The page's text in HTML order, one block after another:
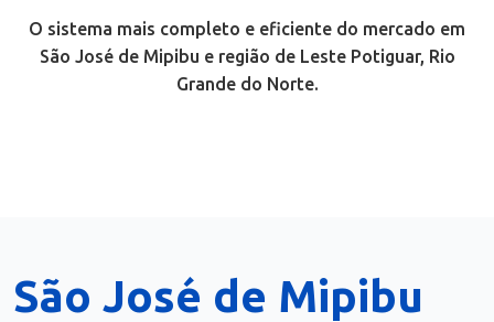
O sistema mais completo e eficiente do mercado em
São José de Mipibu e região de Leste Potiguar, Rio
Grande do Norte.
São José de Mipibu